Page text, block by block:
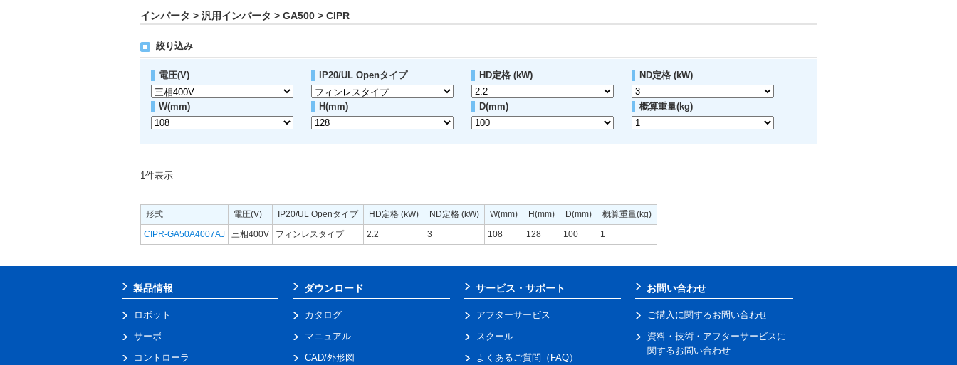
インバータ > 汎用インバータ > GA500 > CIPR
絞り込み
電圧(V) IP20/UL Openタイプ HD定格 (kW) ND定格 (kW)
W(mm) H(mm) D(mm) 概算重量(kg)
1件表示
形式 電圧(V) IP20/UL Openタイプ HD定格 (kW) ND定格 (kW) W(mm) H(mm) D(mm)
概算重量(kg)
CIPR-GA50A4007AJ
三相400V フィンレスタイプ 2.2 3 108 128 100 1
製品情報
ロボット
サーボ
コントローラ
ダウンロード
カタログ
マニュアル
CAD/外形図
サービス・サポート
アフターサービス
スクール
よくあるご質問（FAQ）
お問い合わせ
ご購入に関するお問い合わせ
資料・技術・アフターサービスに
関するお問い合わせ